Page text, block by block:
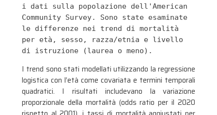
i dati sulla popolazione dell'American
Community Survey. Sono state esaminate
le differenze nei trend di mortalità
per età, sesso, razza/etnia e livello
di istruzione (laurea o meno).
I trend sono stati modellati utilizzando la regressione
logistica con l’età come covariata e termini temporali
quadratici. I risultati includevano la variazione
proporzionale della mortalità (odds ratio per il 2020